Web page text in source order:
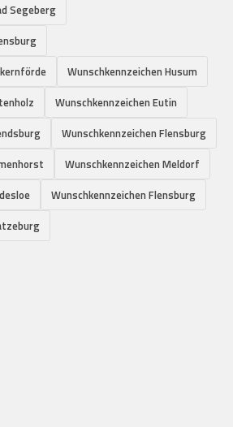
Segeberg
Wunschkennzeichen Husum
Wunschkennzeichen Eutin
Wunschkennzeichen Flensburg
Wunschkennzeichen Meldorf
Wunschkennzeichen Flensburg